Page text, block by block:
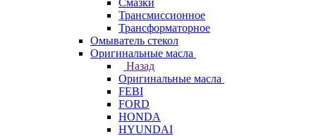
Смазки
Трансмиссионное
Трансформаторное
Омыватель стекол
Оригинальные масла
Назад
Оригинальные масла
FEBI
FORD
HONDA
HYUNDAI